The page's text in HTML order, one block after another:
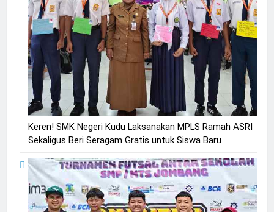
Keren! SMK Negeri Kudu Laksanakan MPLS Ramah ASRI
Sekaligus Beri Seragam Gratis untuk Siswa Baru